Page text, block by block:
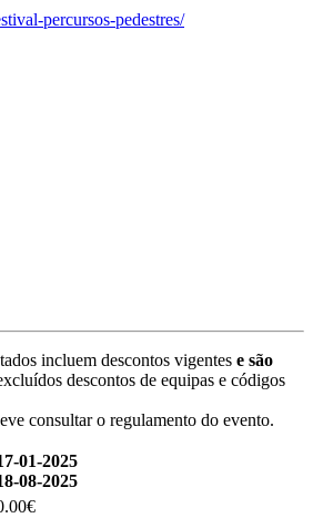
percursos-pedestres/
incluem descontos vigentes e são
descontos de equipas e códigos
consultar o regulamento do evento.
01-2025
08-2025